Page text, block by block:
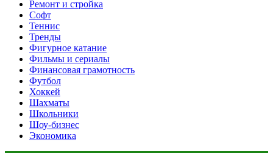
Ремонт и стройка
Софт
Теннис
Тренды
Фигурное катание
Фильмы и сериалы
Финансовая грамотность
Футбол
Хоккей
Шахматы
Школьники
Шоу-бизнес
Экономика